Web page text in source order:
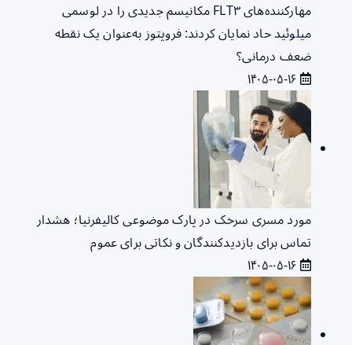
مهارکننده‌های FLT۳ مکانیسم جدیدی را در لوسمی
میلوئید حاد نمایان کردند: فروپتوز به‌عنوان یک نقطه
ضعف درمانی؟
مورد مسری سرخک در پارک موضوعی کالیفرنیا؛ هشدار
تماس برای بازدیدکنندگان و نکاتی برای عموم